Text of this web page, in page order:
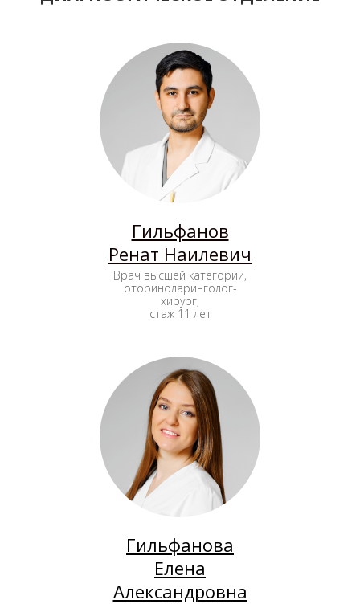
Гильфанов
Ренат Наилевич
Врач высшей категории,
оториноларинголог-
хирург,
стаж 11 лет
Гильфанова
Елена
Александровна